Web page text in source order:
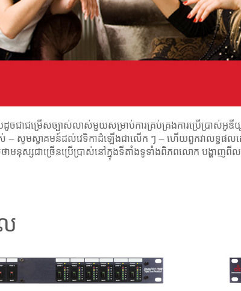
ាជម្រើសច្បាស់លាស់មួយសម្រាប់ការគ្រប់គ្រងការប្រើប្រាស់អូឌីយូ
— សូមស្វាគមន៍ដល់វេទិកាដំឡើងជាលើក ៗ — ហើយពួកវាលទ្ធផលដោ
ាមនុស្សជាច្រើនប្រើប្រាស់នៅក្នុងទីតាំងទូទាំងពិភពលោក បង្ហាញពីល
ល